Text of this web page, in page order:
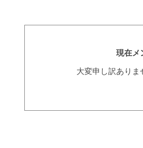
現在メ
大変申し訳あり